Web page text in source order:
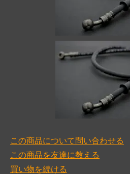
この商品について問い合わせる
この商品を友達に教える
買い物を続ける